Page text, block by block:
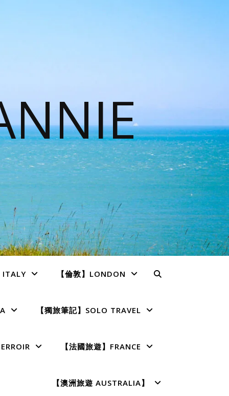
ITALY 【倫敦】LONDON
【獨旅筆記】SOLO TRAVEL
【法國旅遊】FRANCE
【澳洲旅遊 AUSTRALIA】